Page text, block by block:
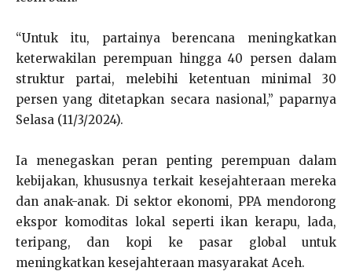
“Untuk itu, partainya berencana meningkatkan
keterwakilan perempuan hingga 40 persen dalam
struktur partai, melebihi ketentuan minimal 30
persen yang ditetapkan secara nasional,” paparnya
Selasa (11/3/2024).
Ia menegaskan peran penting perempuan dalam
kebijakan, khususnya terkait kesejahteraan mereka
dan anak-anak. Di sektor ekonomi, PPA mendorong
ekspor komoditas lokal seperti ikan kerapu, lada,
teripang, dan kopi ke pasar global untuk
meningkatkan kesejahteraan masyarakat Aceh.